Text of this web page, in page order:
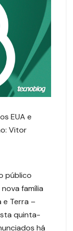
EUA e
Vitor
público
família
e Terra –
quinta-
há